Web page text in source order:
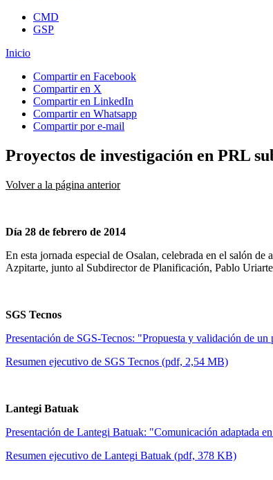
CMD
GSP
Inicio
Compartir en Facebook
Compartir en X
Compartir en LinkedIn
Compartir en Whatsapp
Compartir por e-mail
Proyectos de investigación en PRL
Volver a la página anterior
Día 28 de febrero de 2014
En esta jornada especial de Osalan, celebrada en el salón
Azpitarte, junto al Subdirector de Planificación, Pablo
SGS Tecnos
Presentación de SGS-Tecnos: "Propuesta y validación de
Resumen ejecutivo de SGS Tecnos (pdf, 2,54 MB)
Lantegi Batuak
Presentación de Lantegi Batuak: "Comunicación adaptada
Resumen ejecutivo de Lantegi Batuak (pdf, 378 KB)